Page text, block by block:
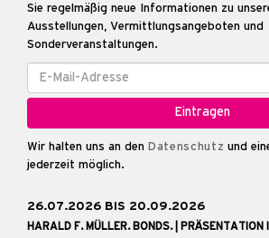
Sie regelmäßig neue Informationen zu
Ausstellungen, Vermittlungsangeboten und
Sonderveranstaltungen.
Wir halten uns an den Datenschutz und
jederzeit möglich.
26.07.2026 BIS 20.09.2026
HARALD F. MÜLLER. BONDS. | PRÄSENTATION